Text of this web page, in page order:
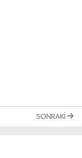
SONRAKI